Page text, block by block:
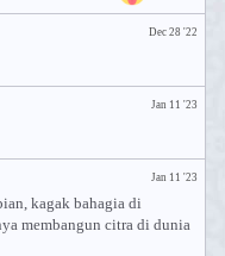
Dec 28 '22
Jan 11 '23
Jan 11 '23
kagak bahagia di
membangun citra di dunia